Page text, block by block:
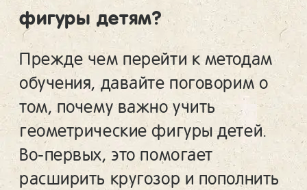
фигуры детям?
Прежде чем перейти к методам
обучения, давайте поговорим о
том, почему важно учить
геометрические фигуры детей.
Во-первых, это помогает
расширить кругозор и пополнить